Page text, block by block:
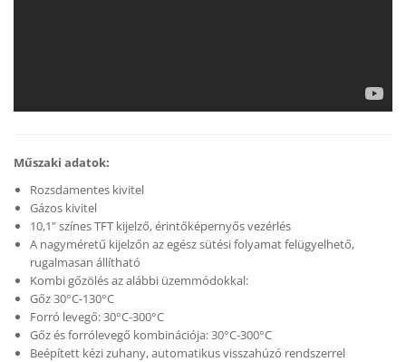
Műszaki adatok:
Rozsdamentes kivitel
Gázos kivitel
10,1" színes TFT kijelző, érintőképernyős vezérlés
A nagyméretű kijelzőn az egész sütési folyamat felügyelhető,
rugalmasan állítható
Kombi gőzölés az alábbi üzemmódokkal:
Gőz 30°C-130°C
Forró levegő: 30°C-300°C
Gőz és forrólevegő kombinációja: 30°C-300°C
Beépített kézi zuhany, automatikus visszahúzó rendszerrel